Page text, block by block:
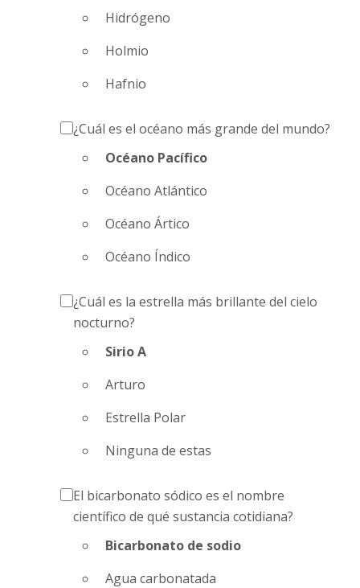
Hidrógeno
Holmio
Hafnio
¿Cuál es el océano más grande del mundo?
Océano Pacífico
Océano Atlántico
Océano Ártico
Océano Índico
¿Cuál es la estrella más brillante del cielo
nocturno?
Sirio A
Arturo
Estrella Polar
Ninguna de estas
El bicarbonato sódico es el nombre
científico de qué sustancia cotidiana?
Bicarbonato de sodio
Agua carbonatada